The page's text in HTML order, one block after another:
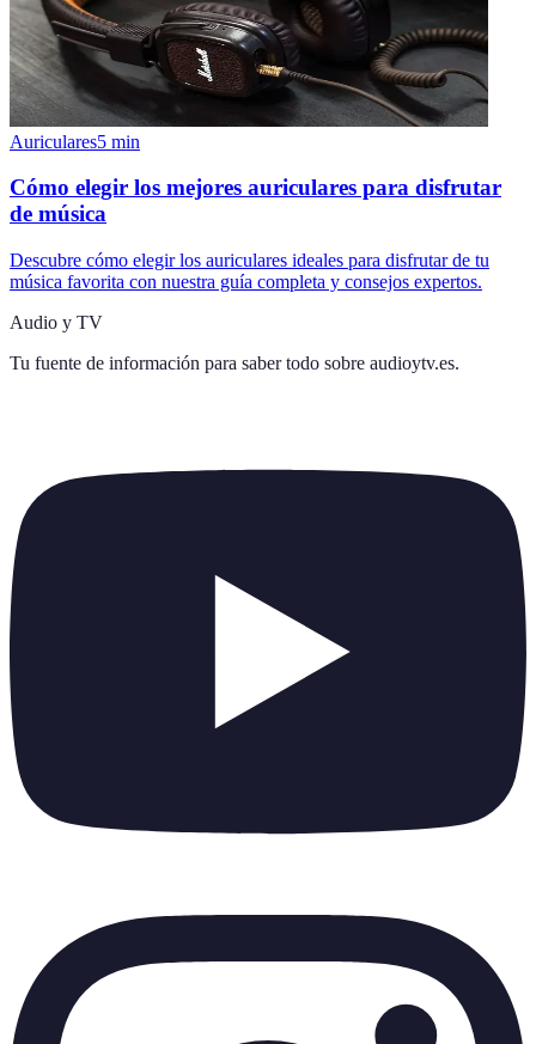
Auriculares5 min
Cómo elegir los mejores auriculares para disfrutar
de música
Descubre cómo elegir los auriculares ideales para disfrutar de tu
música favorita con nuestra guía completa y consejos expertos.
Audio y TV
Tu fuente de información para saber todo sobre audioytv.es.